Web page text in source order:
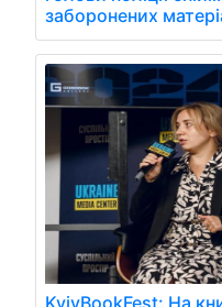
заборонених
KyivBookFest: На